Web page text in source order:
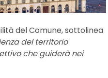
del Comune, sottolinea
del territorio
che guiderà nei